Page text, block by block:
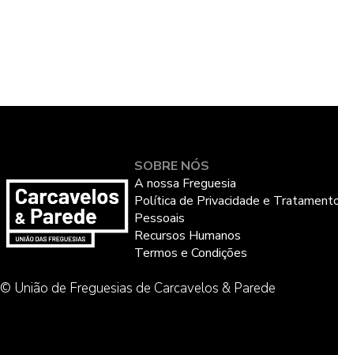
SOBRE NÓS
A nossa Freguesia
Política de Privacidade e
Pessoais
Recursos Humanos
Termos e Condições
© União de Freguesias de Carcavelos & Parede